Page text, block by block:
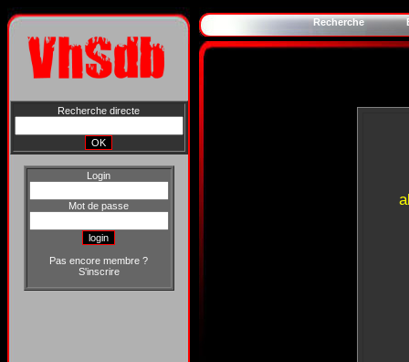
Recherche directe
Login
Mot de passe
Pas encore membre ?
S'inscrire
Recherche